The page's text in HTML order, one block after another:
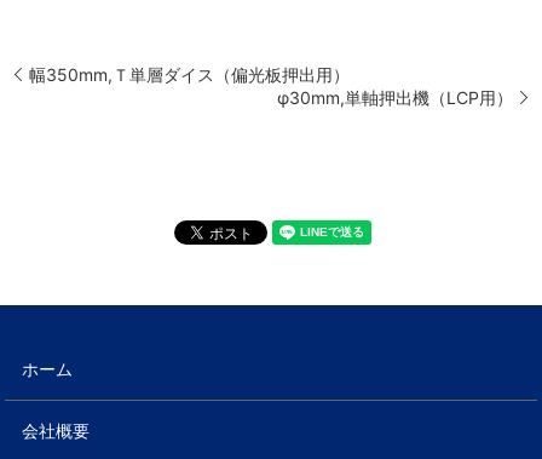
幅350mm,Ｔ単層ダイス（偏光板押出用）
φ30mm,単軸押出機（LCP用）
ホーム
会社概要